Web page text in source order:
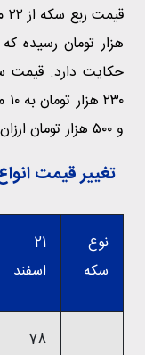
و ۵۰۰ هزار تومان ارزان شده است.
تغییر قیمت انواع
نوع
سکه
21
اسفند
78